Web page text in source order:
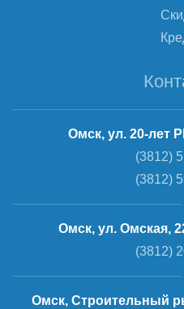
Омск, ул. 20-лет
(3812)
(3812)
Омск, ул. Омская,
(3812)
Омск, Строительный